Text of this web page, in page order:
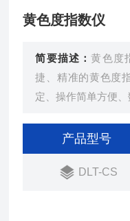
黄色度指数仪
简要描述：黄色度
捷、精准的黄色度
定、操作简单方便
精确颜色检测分析。
产品型号
DLT-CS